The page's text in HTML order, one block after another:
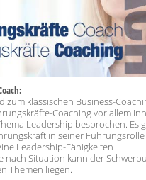
zum klassischen Business-
Coaching vor allem
Leadership besprochen. Es
in seiner Führungsrolle
Leadership-Fähigkeiten
nach Situation kann der
Themen liegen.